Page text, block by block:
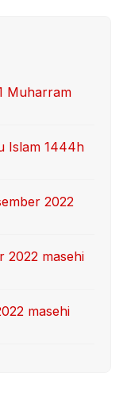
Muharram
Islam 1444h
2022
2022 masehi
masehi